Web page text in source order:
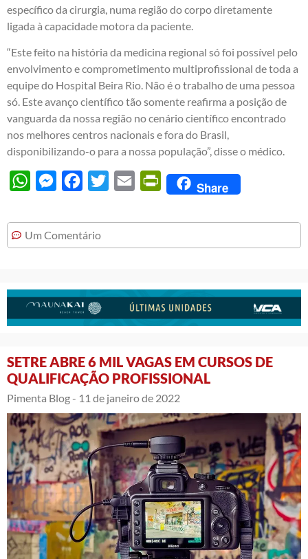
específico da cirurgia, numa região do corpo diretamente
ligada à capacidade motora da paciente.
“Este feito na história da medicina regional só foi possível pelo
envolvimento e comprometimento multiprofissional de toda a
equipe do Hospital Beira Rio. Não é o trabalho de uma pessoa
só. Este avanço científico tão somente reafirma a posição de
vanguarda da nossa região no cenário científico encontrado
nos melhores centros nacionais e fora do Brasil,
disponibilizando-o para a nossa população”, disse o médico.
WhatsAppMessengerFacebook
Twitter Email PrintFriendly
Share
Um Comentário
SETRE ABRE 6 MIL VAGAS EM CURSOS DE
QUALIFICAÇÃO PROFISSIONAL
Pimenta Blog - 11 de janeiro de 2022